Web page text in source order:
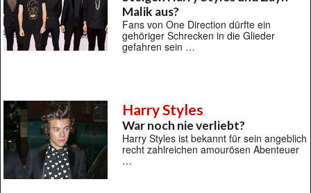
Malik aus?
Fans von One Direction dürfte ein
gehöriger Schrecken in die Glieder
gefahren sein …
Harry Styles
War noch nie verliebt?
Harry Styles ist bekannt für sein angeblich
recht zahlreichen amourösen Abenteuer
…